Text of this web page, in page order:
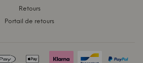
Retours
Portail de retours